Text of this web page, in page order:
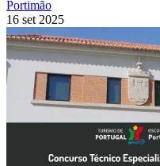
Portimão
16 set 2025